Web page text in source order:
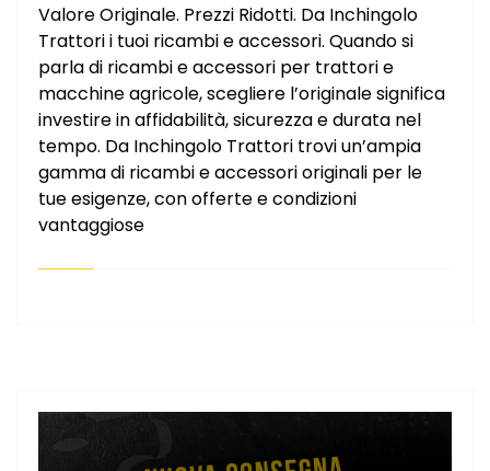
Valore Originale. Prezzi Ridotti. Da Inchingolo
Trattori i tuoi ricambi e accessori. Quando si
parla di ricambi e accessori per trattori e
macchine agricole, scegliere l’originale significa
investire in affidabilità, sicurezza e durata nel
tempo. Da Inchingolo Trattori trovi un’ampia
gamma di ricambi e accessori originali per le
tue esigenze, con offerte e condizioni
vantaggiose